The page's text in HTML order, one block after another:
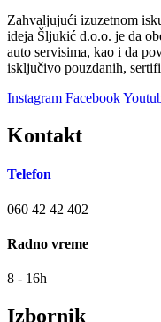
Zahvaljujući izuzetnom
ideja Šljukić d.o.o. je da
auto servisima, kao i da
isključivo pouzdanih,
Instagram Facebook
Kontakt
Telefon
060 42 42 402
Radno vreme
8 - 16h
Izbornik